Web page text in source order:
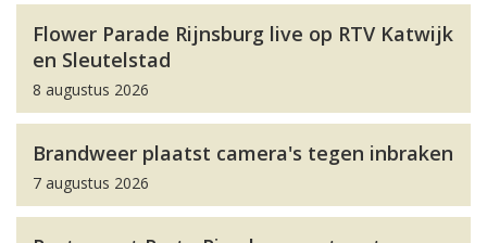
Flower Parade Rijnsburg live op RTV Katwijk
en Sleutelstad
8 augustus 2026
Brandweer plaatst camera's tegen inbraken
7 augustus 2026